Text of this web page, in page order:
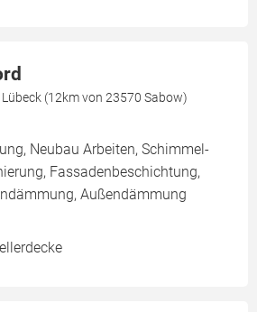
(12km von 23570 Sabow)
Neubau Arbeiten, Schimmel-
Fassadenbeschichtung,
Außendämmung